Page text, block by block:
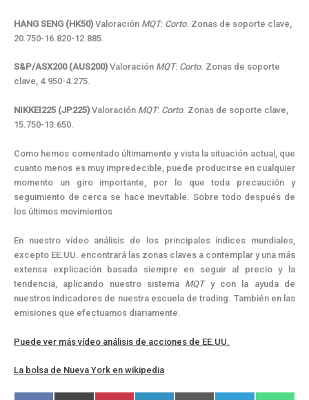
HANG SENG (HK50) Valoración MQT: Corto. Zonas de soporte clave,
20.750-16.820-12.885.
S&P/ASX200 (AUS200) Valoración MQT: Corto. Zonas de soporte
clave, 4.950-4.275.
NIKKEI225 (JP225) Valoración MQT: Corto. Zonas de soporte clave,
15.750-13.650.
Como hemos comentado últimamente y vista la situación actual, que
cuanto menos es muy impredecible, puede producirse en cualquier
momento un giro importante, por lo que toda precaución y
seguimiento de cerca se hace inevitable. Sobre todo después de
los últimos movimientos
En nuestro vídeo análisis de los principales índices mundiales,
excepto EE.UU. encontrará las zonas claves a contemplar y una más
extensa explicación basada siempre en seguir al precio y la
tendencia, aplicando nuestro sistema MQT y con la ayuda de
nuestros indicadores de nuestra escuela de trading. También en las
emisiones que efectuamos diariamente.
Puede ver más vídeo análisis de acciones de EE.UU.
La bolsa de Nueva York en wikipedia